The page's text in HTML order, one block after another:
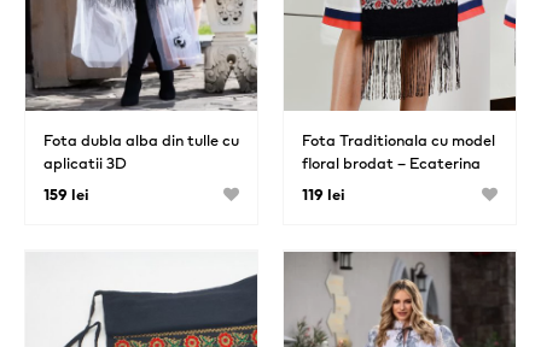
Fota dubla alba din tulle cu
aplicatii 3D
159 lei
Fota Traditionala cu model
floral brodat – Ecaterina
119 lei